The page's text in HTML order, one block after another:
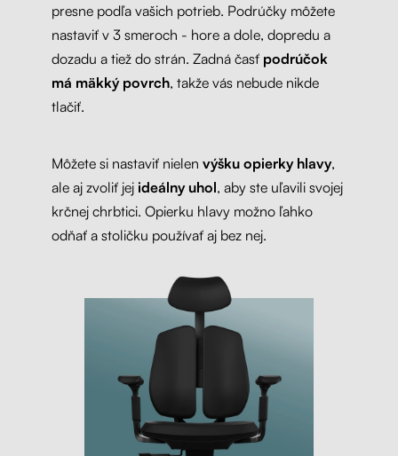
presne podľa vašich potrieb. Podrúčky môžete
nastaviť v 3 smeroch - hore a dole, dopredu a
dozadu a tiež do strán. Zadná časť podrúčok
má mäkký povrch, takže vás nebude nikde
tlačiť.
Môžete si nastaviť nielen výšku opierky hlavy,
ale aj zvoliť jej ideálny uhol, aby ste uľavili svojej
krčnej chrbtici. Opierku hlavy možno ľahko
odňať a stoličku používať aj bez nej.